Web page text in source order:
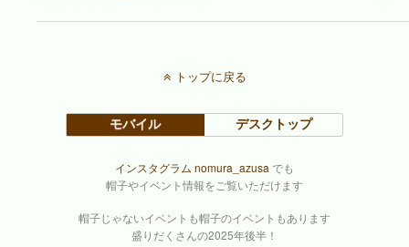
トップに戻る
モバイル デスクトップ
インスタグラム nomura_azusa でも
帽子やイベント情報をご覧いただけます
帽子じゃないイベントも帽子のイベントもあります
盛りだくさんの2025年後半！